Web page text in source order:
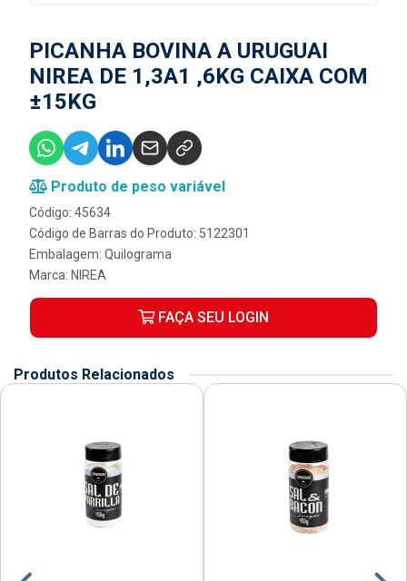
PICANHA BOVINA A URUGUAI
NIREA DE 1,3A1 ,6KG CAIXA COM
±15KG
Produto de peso variável
Código: 45634
Código de Barras do Produto: 5122301
Embalagem: Quilograma
Marca: NIREA
FAÇA SEU LOGIN
Produtos Relacionados